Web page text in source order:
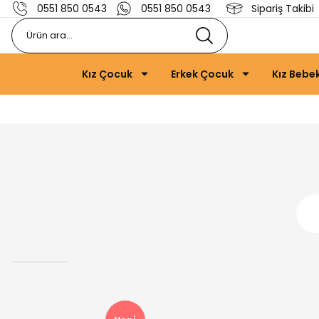
0551 850 0543 0551 850 0543 Sipariş Takibi
Kız Çocuk Erkek Çocuk Kız